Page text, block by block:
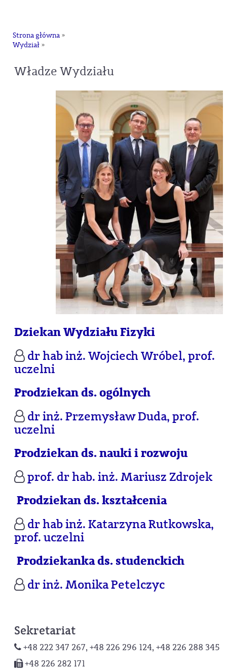
Strona główna »
Wydział »
Władze Wydziału
Dziekan Wydziału Fizyki
dr hab inż. Wojciech Wróbel, prof.
uczelni
Prodziekan ds. ogólnych
dr inż. Przemysław Duda, prof.
uczelni
Prodziekan ds. nauki i rozwoju
prof. dr hab. inż. Mariusz Zdrojek
Prodziekan ds. kształcenia
dr hab inż. Katarzyna Rutkowska,
prof. uczelni
Prodziekanka ds. studenckich
dr inż. Monika Petelczyc
Sekretariat
+48 222 347 267, +48 226 296 124, +48 226 288 345
+48 226 282 171